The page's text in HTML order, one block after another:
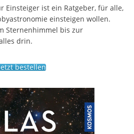
Einsteiger ist ein Ratgeber, für alle,
einsteigen wollen.
Sternenhimmel bis zur
drin.
bestellen